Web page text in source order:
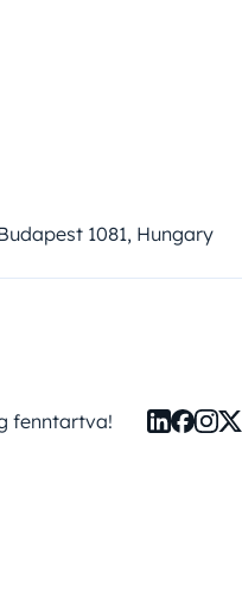
1081, Hungary
fenntartva!